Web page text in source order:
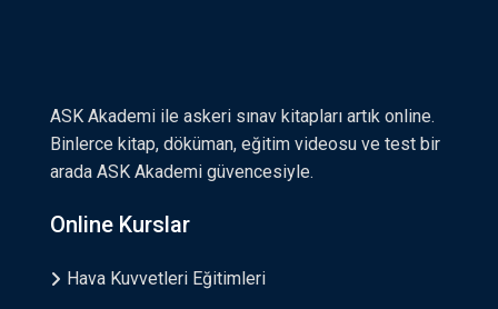
ASK Akademi ile askeri sınav kitapları artık online.
Binlerce kitap, döküman, eğitim videosu ve test bir
arada ASK Akademi güvencesiyle.
Online Kurslar
Hava Kuvvetleri Eğitimleri